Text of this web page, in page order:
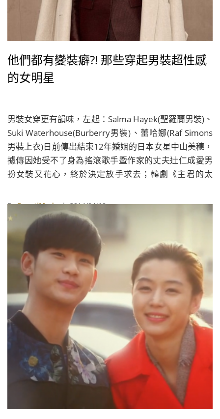
他們都有變裝癖?! 那些穿起男裝超性感
的女明星
男裝女穿更有韻味，左起：Salma Hayek(聖羅蘭男裝)、
Suki Waterhouse(Burberry男裝)、蕾哈娜(Raf Simons
男裝上衣)日前傳出結束12年婚姻的日本女星中山美穗，
據傳因她受不了身為搖滾歌手暨作家的丈夫辻仁成愛男
扮女裝又花心，終於決定放手求去；韓劇《主君的太
發現此事後，破壞了他在兒子心目中的形象，因而請託
有陰陽眼的太恭實幫他銷毀變裝照。由上至下圖可看到
辻仁成近年來的形象轉變，相機俯角拍、無辜大眼、撅
嘴…深黯自拍精髓的他，不吝惜向大眾展現他的美雖說
現代人思想開放，但對男性穿著女裝的接受度似乎還是
沒那麼普遍&#
ByBeautiMode| 2014/04/10